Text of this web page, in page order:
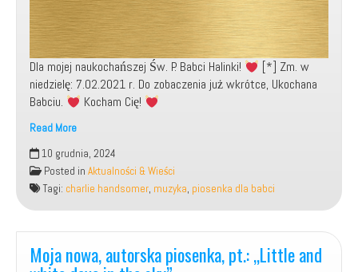
Dla mojej naukochańszej Św. P. Babci Halinki!
[*] Zm. w
niedzielę: 7.02.2021 r. Do zobaczenia już wkrótce, Ukochana
Babciu.
Kocham Cię!
Read More
[*]
Moja
autorska
piosenka
pożegnalna,
pt.:
„Do
zobaczenia,
10 grudnia, 2024
Posted in Aktualności & Wieści
Tagi: charlie handsomer, muzyka, piosenka dla babci
Moja nowa, autorska piosenka, pt.: „Little and